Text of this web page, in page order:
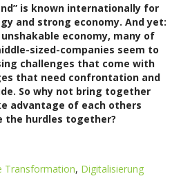
is known internationally for
and strong economy. And yet:
economy, many of
sized-companies seem to
challenges that come with
that need confrontation and
So why not bring together
advantage of each others
the hurdles together?
Transformation, Digitalisierung